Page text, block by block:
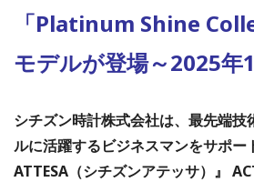
「Platinum Shine
モデルが登場～2025年
シチズン時計株式会社は、最先端技
ルに活躍するビジネスマンをサポ
ATTESA（シチズンアテッサ）』